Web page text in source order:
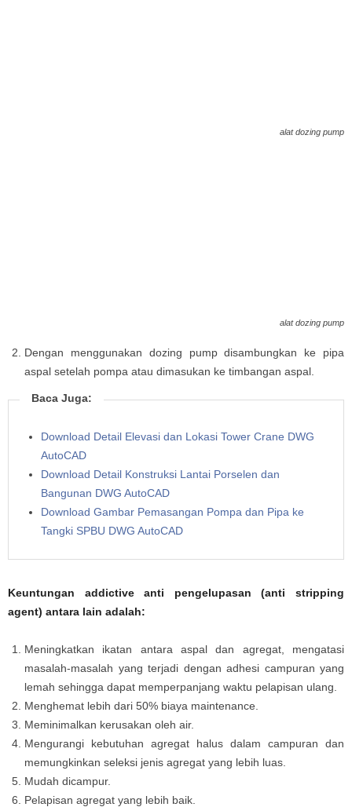
alat dozing pump
alat dozing pump
Dengan menggunakan dozing pump disambungkan ke pipa
aspal setelah pompa atau dimasukan ke timbangan aspal.
Baca Juga:
Download Detail Elevasi dan Lokasi Tower Crane DWG
AutoCAD
Download Detail Konstruksi Lantai Porselen dan
Bangunan DWG AutoCAD
Download Gambar Pemasangan Pompa dan Pipa ke
Tangki SPBU DWG AutoCAD
Keuntungan addictive anti pengelupasan (anti stripping
agent) antara lain adalah:
Meningkatkan ikatan antara aspal dan agregat, mengatasi
masalah-masalah yang terjadi dengan adhesi campuran yang
lemah sehingga dapat memperpanjang waktu pelapisan ulang.
Menghemat lebih dari 50% biaya maintenance.
Meminimalkan kerusakan oleh air.
Mengurangi kebutuhan agregat halus dalam campuran dan
memungkinkan seleksi jenis agregat yang lebih luas.
Mudah dicampur.
Pelapisan agregat yang lebih baik.